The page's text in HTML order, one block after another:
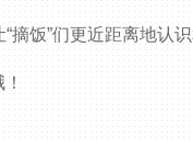
饭”们更近距离地认
！